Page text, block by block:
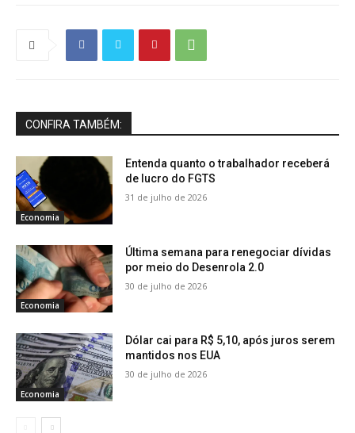
CONFIRA TAMBÉM:
Economia
Entenda quanto o trabalhador receberá
de lucro do FGTS
31 de julho de 2026
Economia
Última semana para renegociar dívidas
por meio do Desenrola 2.0
30 de julho de 2026
Economia
Dólar cai para R$ 5,10, após juros serem
mantidos nos EUA
30 de julho de 2026